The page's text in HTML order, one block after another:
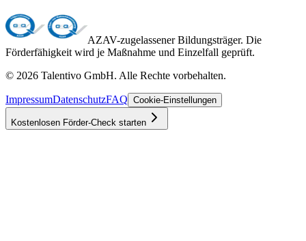
AZAV-zugelassener Bildungsträger. Die
Förderfähigkeit wird je Maßnahme und Einzelfall geprüft.
© 2026 Talentivo GmbH. Alle Rechte vorbehalten.
ImpressumDatenschutzFAQ Cookie-Einstellungen
Kostenlosen Förder-Check starten